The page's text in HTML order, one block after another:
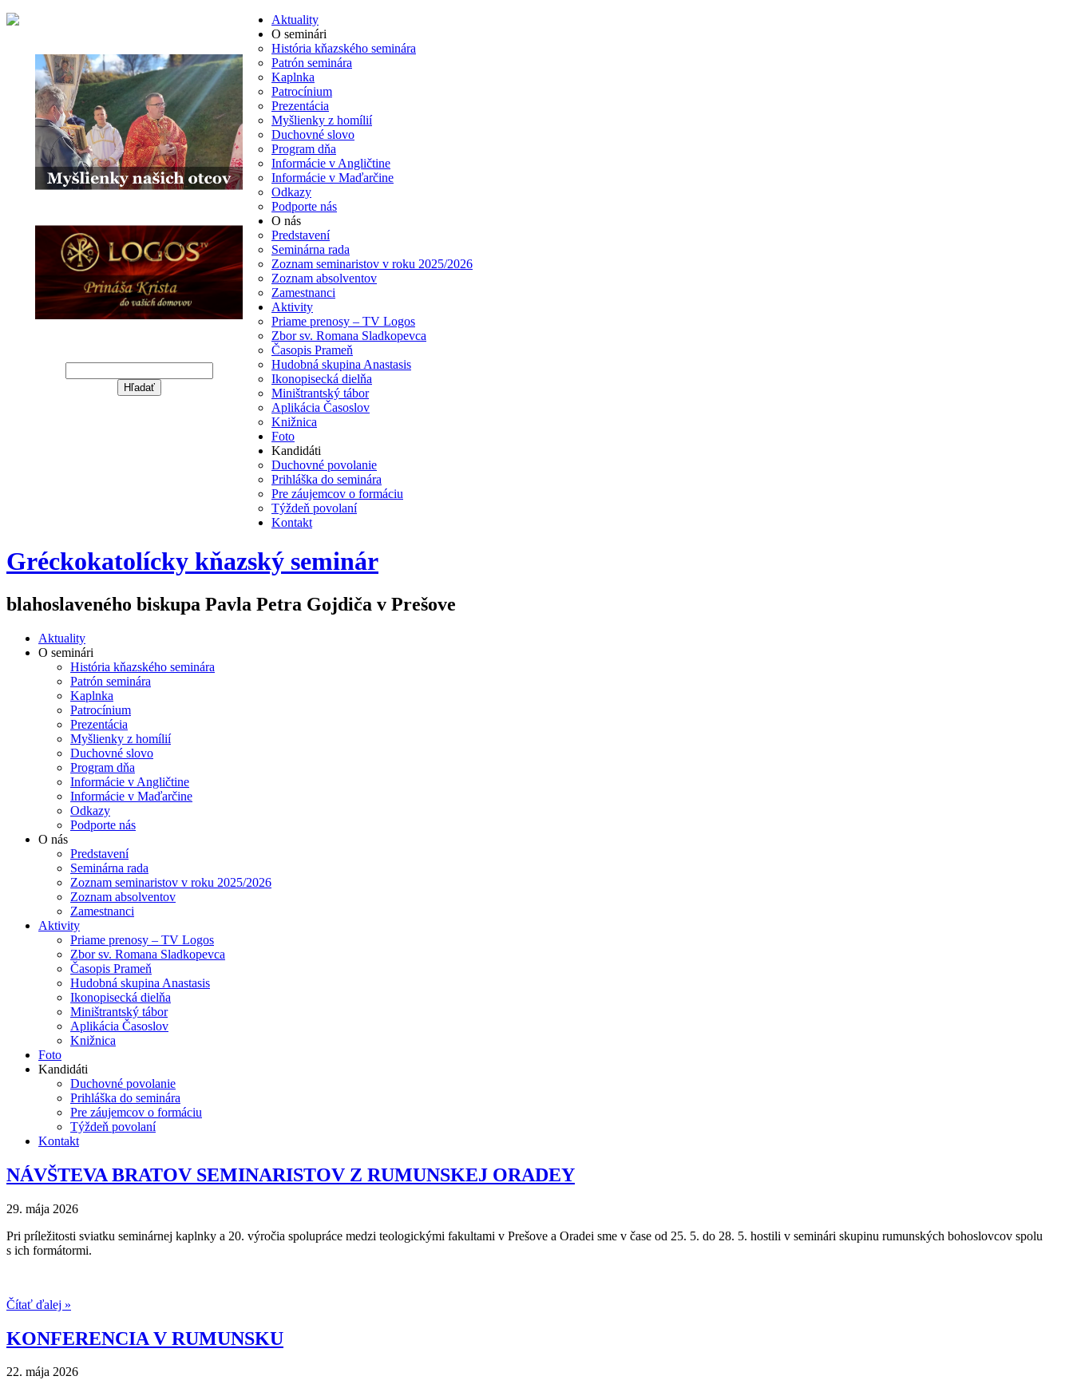
Hľadať
Aktuality
O seminári
História kňazského seminára
Patrón seminára
Kaplnka
Patrocínium
Prezentácia
Myšlienky z homílií
Duchovné slovo
Program dňa
Informácie v Angličtine
Informácie v Maďarčine
Odkazy
Podporte nás
O nás
Predstavení
Seminárna rada
Zoznam seminaristov v roku 2025/2026
Zoznam absolventov
Zamestnanci
Aktivity
Priame prenosy – TV Logos
Zbor sv. Romana Sladkopevca
Časopis Prameň
Hudobná skupina Anastasis
Ikonopisecká dielňa
Miništrantský tábor
Aplikácia Časoslov
Knižnica
Foto
Kandidáti
Duchovné povolanie
Prihláška do seminára
Pre záujemcov o formáciu
Týždeň povolaní
Kontakt
Gréckokatolícky kňazský seminár
blahoslaveného biskupa Pavla Petra Gojdiča v Prešove
Aktuality
O seminári
História kňazského seminára
Patrón seminára
Kaplnka
Patrocínium
Prezentácia
Myšlienky z homílií
Duchovné slovo
Program dňa
Informácie v Angličtine
Informácie v Maďarčine
Odkazy
Podporte nás
O nás
Predstavení
Seminárna rada
Zoznam seminaristov v roku 2025/2026
Zoznam absolventov
Zamestnanci
Aktivity
Priame prenosy – TV Logos
Zbor sv. Romana Sladkopevca
Časopis Prameň
Hudobná skupina Anastasis
Ikonopisecká dielňa
Miništrantský tábor
Aplikácia Časoslov
Knižnica
Foto
Kandidáti
Duchovné povolanie
Prihláška do seminára
Pre záujemcov o formáciu
Týždeň povolaní
Kontakt
NÁVŠTEVA BRATOV SEMINARISTOV Z RUMUNSKEJ ORADEY
29. mája 2026
Pri príležitosti sviatku seminárnej kaplnky a 20. výročia spolupráce medzi teologickými fakultami v Prešove a Oradei sme v čase od 25. 5. do 28. 5. hostili v seminári skupinu rumunských bohoslovcov spolu
s ich formátormi.
Čítať ďalej »
KONFERENCIA V RUMUNSKU
22. mája 2026